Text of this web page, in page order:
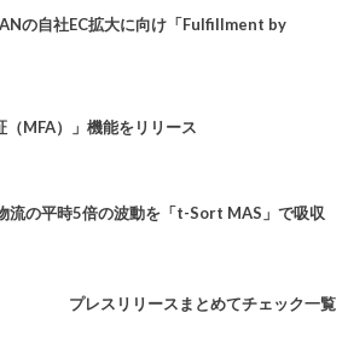
の自社EC拡大に向け「Fulfillment by
（MFA）」機能をリリース
流の平時5倍の波動を「t-Sort MAS」で吸収
プレスリリースまとめてチェック一覧